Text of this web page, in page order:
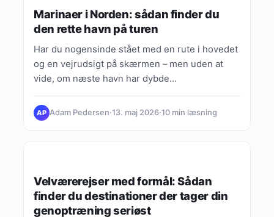
Marinaer i Norden: sådan finder du
den rette havn på turen
Har du nogensinde stået med en rute i hovedet
og en vejrudsigt på skærmen – men uden at
vide, om næste havn har dybde…
AP Adam Pedersen·13. maj 2026·10 min læsning
Velværerejser med formål: Sådan
finder du destinationer der tager din
genoptræning seriøst